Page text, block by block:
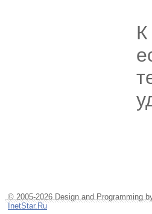
© 2005-2026 Design and Programming
InetStar.Ru